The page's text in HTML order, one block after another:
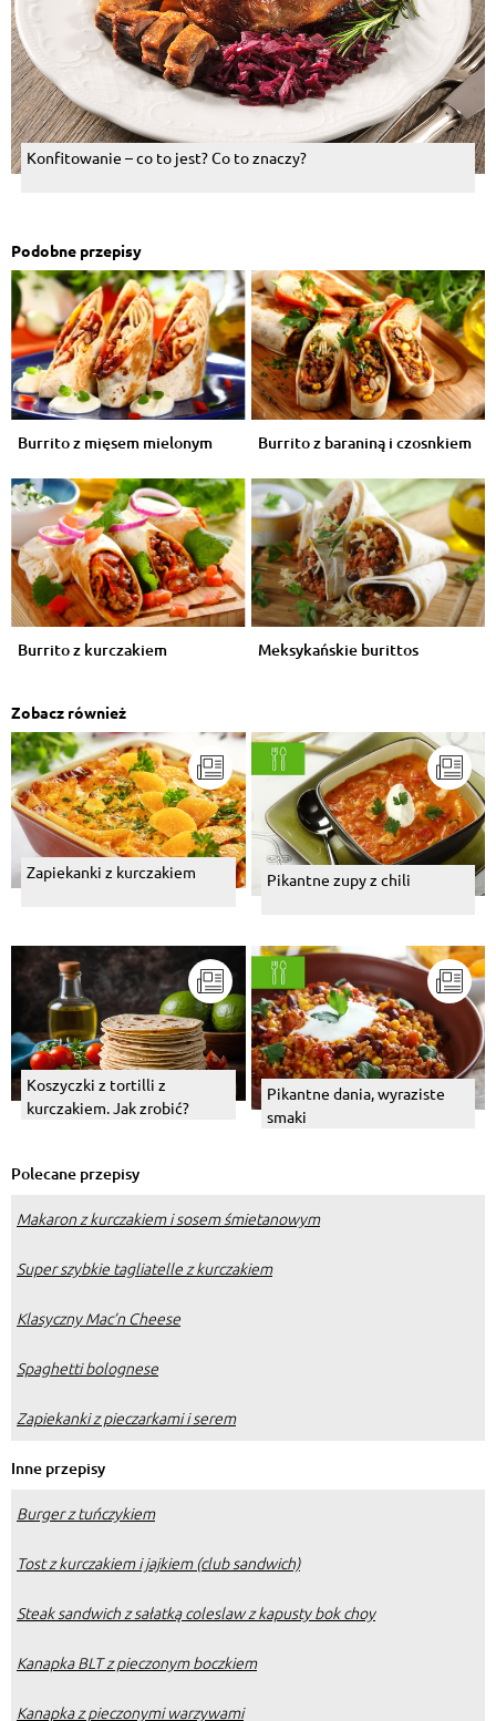
Konfitowanie – co to jest? Co to znaczy?
Podobne przepisy
Burrito z mięsem mielonym Burrito z baraniną i czosnkiem
Burrito z kurczakiem Meksykańskie burittos
Zobacz również
Zapiekanki z kurczakiem Pikantne zupy z chili
Koszyczki z tortilli z
kurczakiem. Jak zrobić?
Pikantne dania, wyraziste
smaki
Polecane przepisy
Makaron z kurczakiem i sosem śmietanowym
Super szybkie tagliatelle z kurczakiem
Klasyczny Mac’n Cheese
Spaghetti bolognese
Zapiekanki z pieczarkami i serem
Inne przepisy
Burger z tuńczykiem
Tost z kurczakiem i jajkiem (club sandwich)
Steak sandwich z sałatką coleslaw z kapusty bok choy
Kanapka BLT z pieczonym boczkiem
Kanapka z pieczonymi warzywami